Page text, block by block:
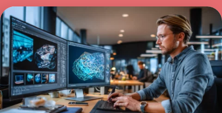
Web design i Oslo – Profesjonelle
nettsider for bedrifter
Trenger du web design i Oslo? Vi designer
nettsider for bedrifter i Oslo som kombinerer
godt design, tydelig struktur og høy ytelse.
Les mer >